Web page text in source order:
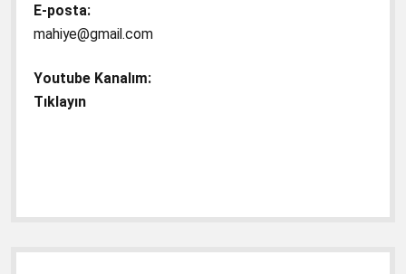
E-posta:
mahiye@gmail.com
Youtube Kanalım:
Tıklayın